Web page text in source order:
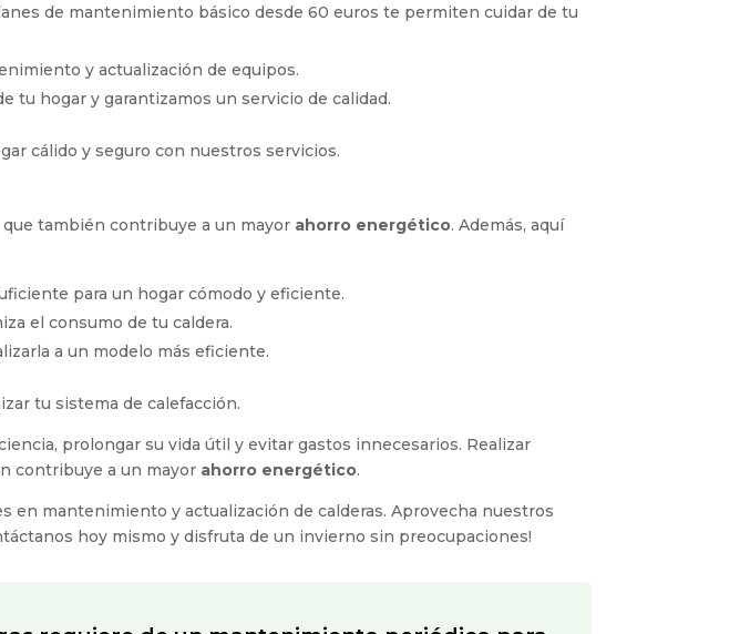
de mantenimiento básico desde 60 euros te permiten cuidar de tu
y actualización de equipos.
tu hogar y garantizamos un servicio de calidad.
cálido y seguro con nuestros servicios.
también contribuye a un mayor ahorro energético. Además, aquí
para un hogar cómodo y eficiente.
el consumo de tu caldera.
a un modelo más eficiente.
tu sistema de calefacción.
prolongar su vida útil y evitar gastos innecesarios. Realizar
contribuye a un mayor ahorro energético.
en mantenimiento y actualización de calderas. Aprovecha nuestros
hoy mismo y disfruta de un invierno sin preocupaciones!